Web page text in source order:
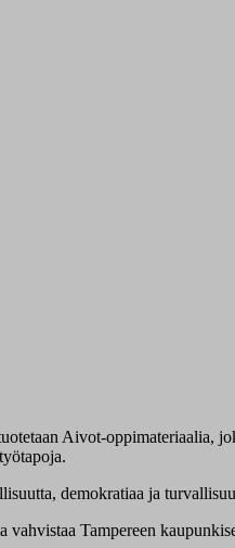
Aivot-oppimateriaalia,
demokratiaa ja
vahvistaa Tampereen